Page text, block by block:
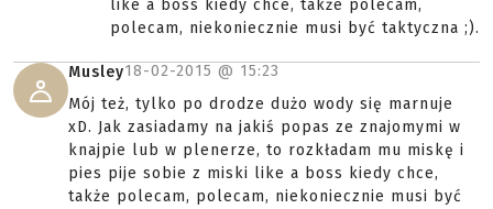
like a boss kiedy chce, także polecam,
polecam, niekoniecznie musi być taktyczna ;).
Musley18-02-2015 @ 15:23
Mój też, tylko po drodze dużo wody się marnuje
xD. Jak zasiadamy na jakiś popas ze znajomymi w
knajpie lub w plenerze, to rozkładam mu miskę i
pies pije sobie z miski like a boss kiedy chce,
także polecam, polecam, niekoniecznie musi być